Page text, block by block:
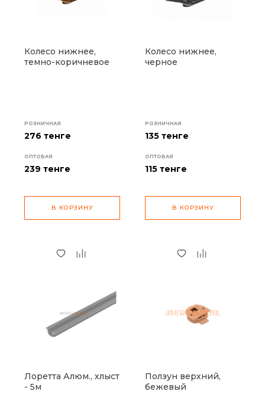
Колесо нижнее,
темно-коричневое
РОЗНИЧНАЯ
276 тенге
ОПТОВАЯ
239 тенге
В КОРЗИНУ
Колесо нижнее,
черное
РОЗНИЧНАЯ
135 тенге
ОПТОВАЯ
115 тенге
В КОРЗИНУ
Лоретта Алюм., хлыст
- 5м
Ползун верхний,
бежевый